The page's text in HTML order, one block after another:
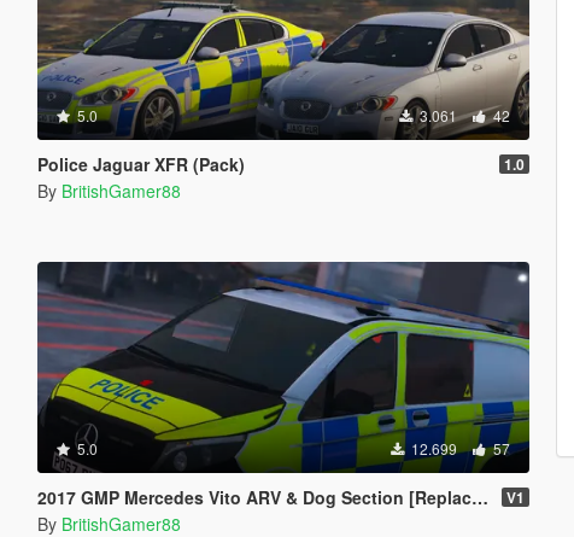
5.0 3.061 42
Police Jaguar XFR (Pack) 1.0
By BritishGamer88
5.0 12.699 57
2017 GMP Mercedes Vito ARV & Dog Section [Replace | ELS] V1
By BritishGamer88